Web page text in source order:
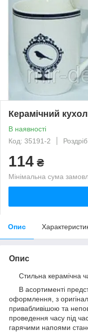
Керамічний
В наявності
Код: 35191-2
Роздріб
114 ₴
Мінімальна сума
Опис
Опис
Стильна керамічна
В асортименті
оформлення, з
привабливішою та
проведення часу під
гарячими напоями